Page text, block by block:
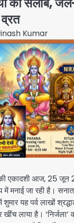
Kumar
एकादशी आज, 25
में मनाई जा रही है।
यह पर्व लाखों
खींच लाया है।